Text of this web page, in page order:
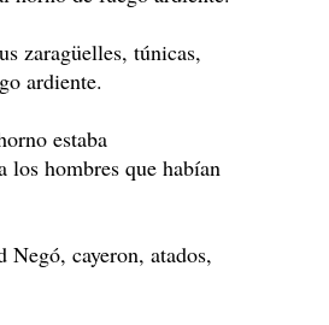
zaragüelles, túnicas,
ardiente.
estaba
los hombres que habían
cayeron, atados,